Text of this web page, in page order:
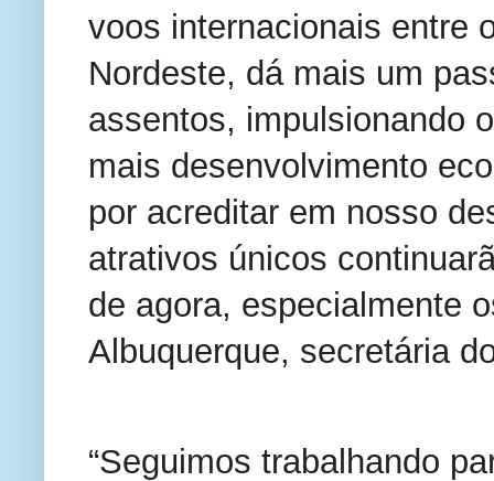
voos internacionais entre
Nordeste, dá mais um
assentos, impulsionando
mais desenvolvimento
por acreditar em nosso
atrativos únicos
de agora, especialmente
Albuquerque, secretária
“Seguimos trabalhando